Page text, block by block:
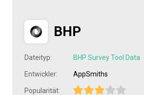
BHP
Dateityp: BHP Survey Tool Data
Entwickler: AppSmiths
Popularität: